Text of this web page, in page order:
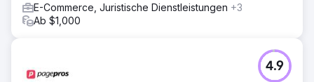
E-Commerce, Juristische Dienstleistungen +3
Ab $1,000
4.9